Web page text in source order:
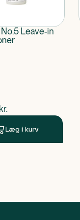
Leave-in
pris
kr.
Læg i kurv